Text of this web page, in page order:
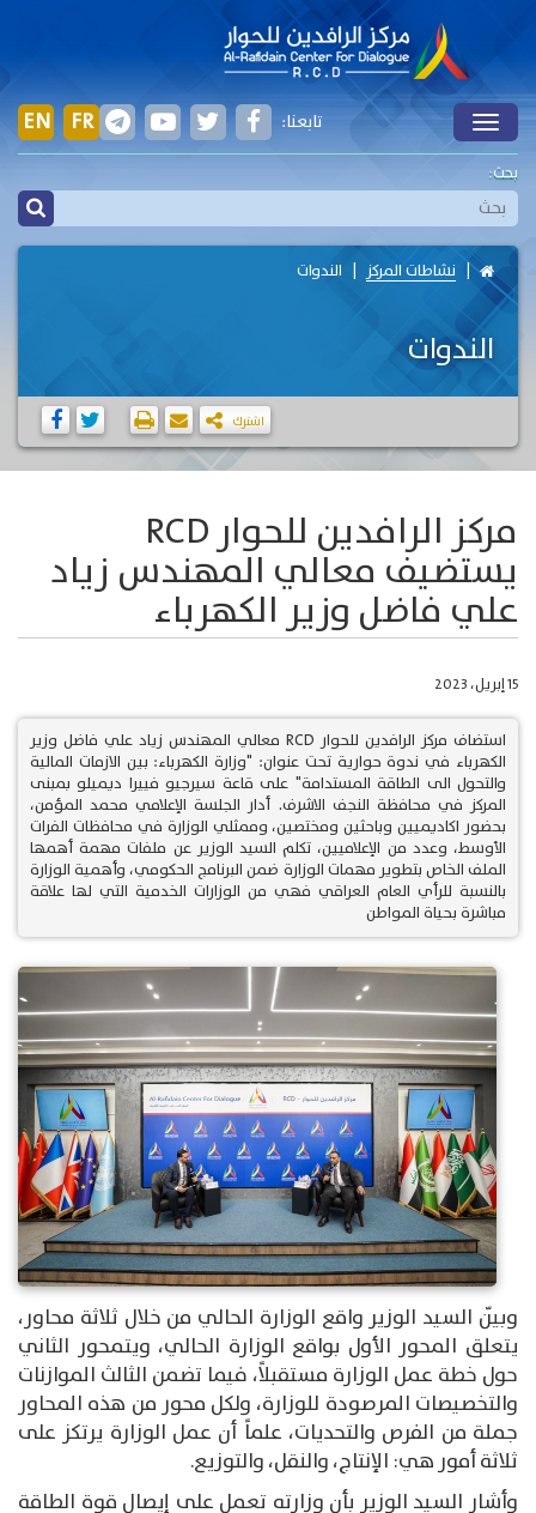
Toggle
EN FR تابعنا:
بحث:
نشاطات المركز الندوات
الندوات
اشترك
مركز الرافدين للحوار RCD
يستضيف معالي المهندس زياد
علي فاضل وزير الكهرباء
15 إبريل، 2023
استضاف مركز الرافدين للحوار RCD معالي المهندس زياد علي فاضل وزير
الكهرباء في ندوة حوارية تحت عنوان: "وزارة الكهرباء: بين الازمات المالية
والتحول الى الطاقة المستدامة" على قاعة سيرجيو فييرا ديميلو بمبنى
المركز في محافظة النجف الاشرف. أدار الجلسة الإعلامي محمد المؤمن،
بحضور اكاديميين وباحثين ومختصين، وممثلي الوزارة في محافظات الفرات
الأوسط، وعدد من الإعلاميين، تكلم السيد الوزير عن ملفات مهمة أهمها
الملف الخاص بتطوير مهمات الوزارة ضمن البرنامج الحكومي، وأهمية الوزارة
بالنسبة للرأي العام العراقي فهي من الوزارات الخدمية التي لها علاقة
مباشرة بحياة المواطن
وبيّن السيد الوزير واقع الوزارة الحالي من خلال ثلاثة محاور،
يتعلق المحور الأول بواقع الوزارة الحالي، ويتمحور الثاني
حول خطة عمل الوزارة مستقبلاً، فيما تضمن الثالث الموازنات
والتخصيصات المرصودة للوزارة، ولكل محور من هذه المحاور
جملة من الفرص والتحديات، علماً أن عمل الوزارة يرتكز على
ثلاثة أمور هي: الإنتاج، والنقل، والتوزيع.
وأشار السيد الوزير بأن وزارته تعمل على إيصال قوة الطاقة